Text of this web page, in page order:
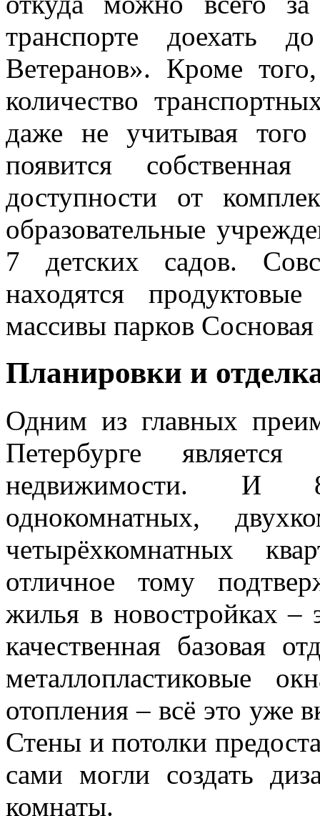
транспорте доехать
Ветеранов». Кроме
количество
даже не учитывая
появится
доступности от
образовательные
7 детских садов.
находятся
массивы парков
Планировки и
Одним из главных
Петербурге
недвижимости. И
однокомнатных,
четырёхкомнатных
отличное тому
жилья в новостройках –
качественная базовая
металлопластиковые
отопления – всё это уже
Стены и потолки
сами могли создать
комнаты.